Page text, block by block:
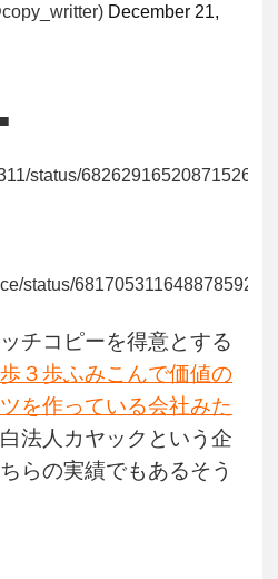
December 21,
status/682629165208715264
status/681705311648878592
チコピーを得意とする
歩３歩ふみこんで価値の
を作っている会社みた
法人カヤックという企
らの実績でもあるそう